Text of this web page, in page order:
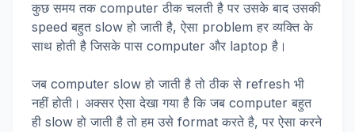
कुछ समय तक computer ठीक चलती है पर उसके बाद उसकी
speed बहुत slow हो जाती है, ऐसा problem हर व्यक्ति के
साथ होती है जिसके पास computer और laptop है।
जब computer slow हो जाती है तो ठीक से refresh भी
नहीं होती। अक्सर ऐसा देखा गया है कि जब computer बहुत
ही slow हो जाती है तो हम उसे format करते है, पर ऐसा करने